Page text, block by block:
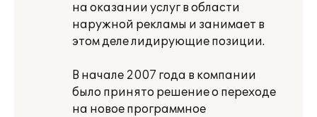
на оказании услуг в области
наружной рекламы и занимает в
этом деле лидирующие позиции.
В начале 2007 года в компании
было принято решение о переходе
на новое программное